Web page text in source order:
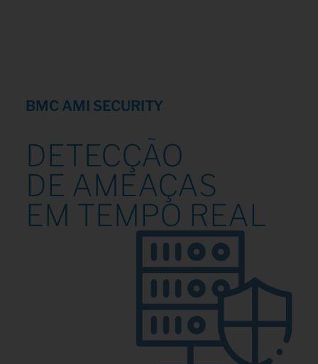
BMC AMI SECURITY
DETECÇÃO
DE AMEAÇAS
EM TEMPO REAL